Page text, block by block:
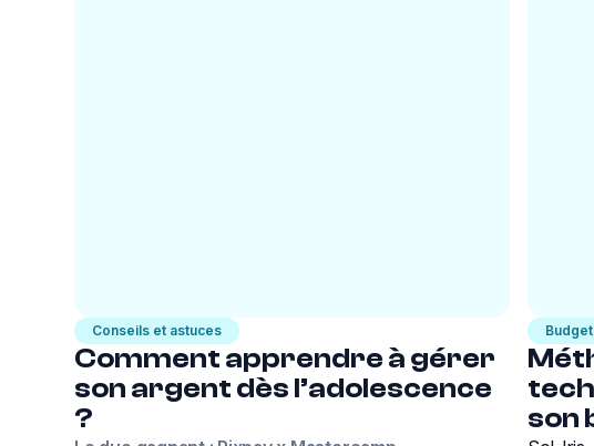
Conseils et astuces
Comment apprendre à gérer
son argent dès l’adolescence
?
son